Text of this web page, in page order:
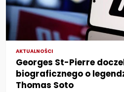
AKTUALNOŚCI
Georges St-Pierre
biograficznego o
Thomas Soto